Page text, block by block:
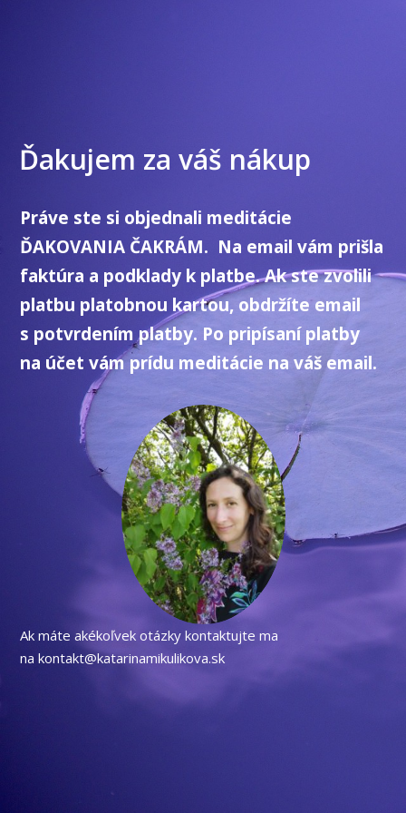
Ďakujem za váš nákup
Práve ste si objednali meditácie
ĎAKOVANIA ČAKRÁM. Na email vám prišla
faktúra a podklady k platbe. Ak ste zvolili
platbu platobnou kartou, obdržíte email
s potvrdením platby. Po pripísaní platby
na účet vám prídu meditácie na váš email.
Ak máte akékoľvek otázky kontaktujte ma
na kontakt@katarinamikulikova.sk